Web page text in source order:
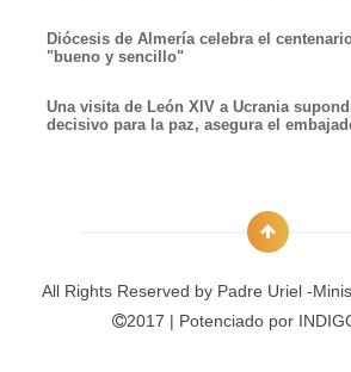
Diócesis de Almería celebra el
"bueno y sencillo"
Una visita de León XIV a Ucrania
decisivo para la paz, asegura el
All Rights Reserved by Padre Uriel -
2017 | Potenciado por